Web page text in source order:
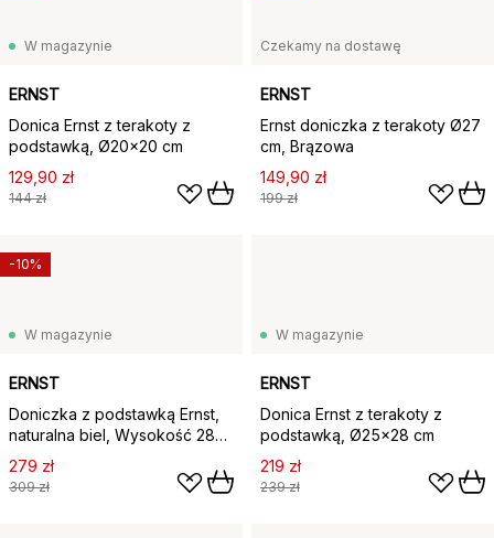
W magazynie
ERNST
Donica Ernst z terakoty z
podstawką, Ø20×20 cm
129,90 zł
144 zł
Czekamy na dostawę
ERNST
Ernst doniczka z terakoty Ø27
cm, Brązowa
149,90 zł
199 zł
W magazynie
ERNST
Doniczka z podstawką Ernst,
naturalna biel, Wysokość 28
cm Ø26 cm
279 zł
309 zł
-10%
W magazynie
ERNST
Donica Ernst z terakoty z
podstawką, Ø25×28 cm
219 zł
239 zł